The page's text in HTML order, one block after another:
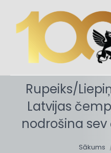
Rupeiks/
Latvijas
nodrošina
Sākums